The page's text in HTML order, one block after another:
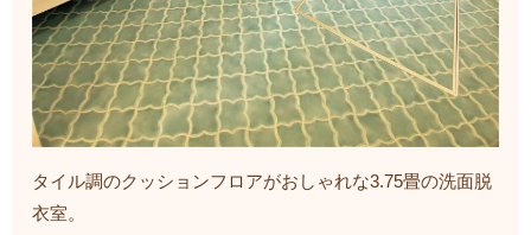
タイル調のクッションフロアがおしゃれな3.75畳の洗面脱
衣室。